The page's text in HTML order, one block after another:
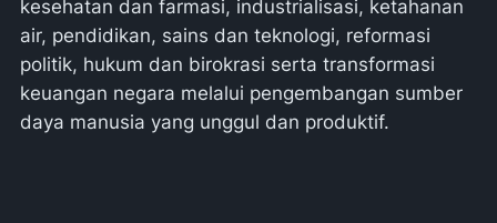
kesehatan dan farmasi, industrialisasi, ketahanan
air, pendidikan, sains dan teknologi, reformasi
politik, hukum dan birokrasi serta transformasi
keuangan negara melalui pengembangan sumber
daya manusia yang unggul dan produktif.